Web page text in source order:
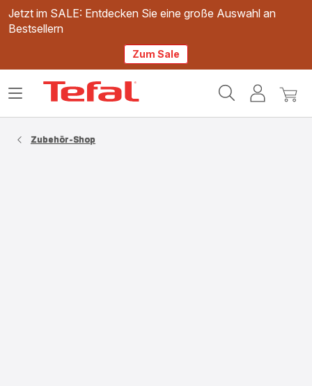
Jetzt im SALE: Entdecken Sie eine große Auswahl an
Bestsellern
Zum Sale
Mein
Mein
Das
Zubehör-Shop